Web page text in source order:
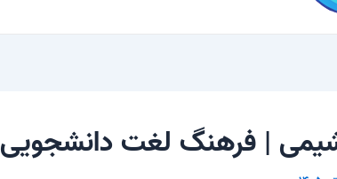
شیمی | فرهنگ لغت دانشجویی